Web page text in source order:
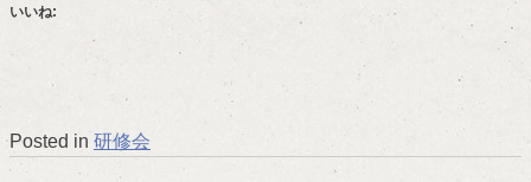
いいね:
Posted in 研修会